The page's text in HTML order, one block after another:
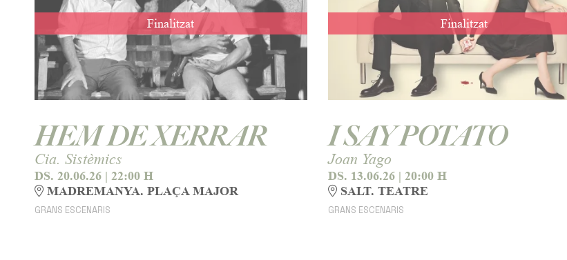
Finalitzat
HEM DE XERRAR
Cia. Sistèmics
DS. 20.06.26 |22:00 H
MADREMANYA. PLAÇA MAJOR
GRANS ESCENARIS
Finalitzat
I SAY POTATO
Joan Yago
DS. 13.06.26| 20:00 H
SALT. TEATRE
GRANS ESCENARIS